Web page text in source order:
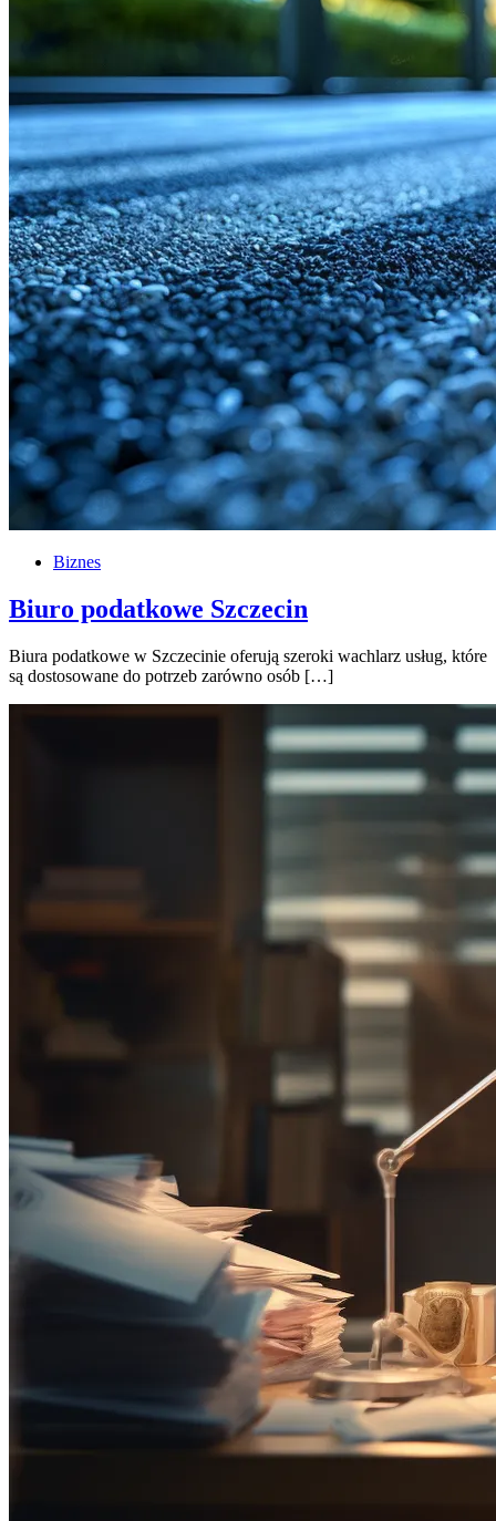
Biznes
Biuro podatkowe Szczecin
Biura podatkowe w Szczecinie oferują szeroki wachlarz usług, które
są dostosowane do potrzeb zarówno osób […]